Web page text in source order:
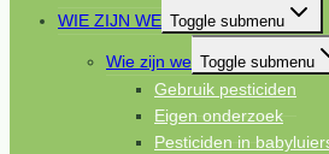
WIE ZIJN WE Toggle submenu
Wie zijn we Toggle submenu
Gebruik pesticiden
Eigen onderzoek
Pesticiden in